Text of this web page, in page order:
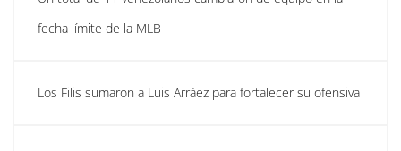
fecha límite de la MLB
Los Filis sumaron a Luis Arráez para fortalecer su ofensiva